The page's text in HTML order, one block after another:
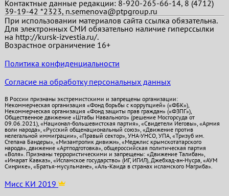
Контактные данные редакции: 8-920-265-66-14, 8 (4712)
39-19-42 *2323, n.semenova@ptpgroup.ru
При использовании материалов сайта ссылка обязательна.
Для электронных СМИ обязательно наличие гиперссылки
на http://kursk-izvestia.ru/.
Возрастное ограничение 16+
Политика конфиденциальности
Согласие на обработку персональных данных
В России признаны экстремистскими и запрещены организации:
Некоммерческая организация «Фонд борьбы с коррупцией» («ФБК»),
Некоммерческая организация «Фонд защиты прав граждан» («ФЗПГ»),
Общественное движение «Штабы Навального» (решение Мосгорсуда от
09.06.2021), «Национал-большевистская партия», «Свидетели Иеговы», «Армия
воли народа», «Русский общенациональный союз», «Движение против
нелегальной иммиграции», «Правый сектор», УНА-УНСО, УПА, «Тризуб им.
Степана Бандеры», «Мизантропик дивижн», «Меджлис крымскотатарского
народа», движение «Артподготовка», общероссийская политическая партия
«Воля». Признаны террористическими и запрещены: «Движение Талибан»,
«Имарат Кавказ», «Исламское государство» (ИГ, ИГИЛ), Джебхад-ан-Нусра, «АУМ
Синрике», «Братья-мусульмане», «Аль-Каида в странах исламского Магриба».
Мисс КИ 2019